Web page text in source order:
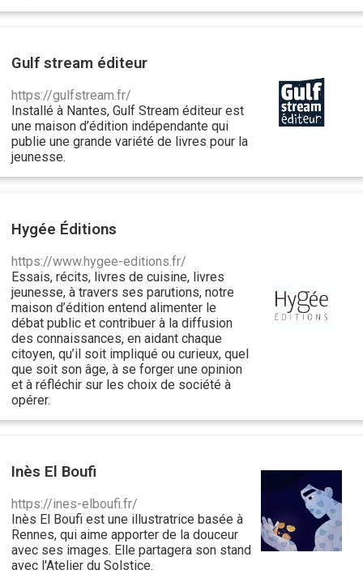
Gulf stream éditeur
https://gulfstream.fr/
Installé à Nantes, Gulf Stream éditeur est
une maison d’édition indépendante qui
publie une grande variété de livres pour la
jeunesse.
Hygée Éditions
https://www.hygee-editions.fr/
Essais, récits, livres de cuisine, livres
jeunesse, à travers ses parutions, notre
maison d’édition entend alimenter le
débat public et contribuer à la diffusion
des connaissances, en aidant chaque
citoyen, qu’il soit impliqué ou curieux, quel
que soit son âge, à se forger une opinion
et à réfléchir sur les choix de société à
opérer.
Inès El Boufi
https://ines-elboufi.fr/
Inès El Boufi est une illustratrice basée à
Rennes, qui aime apporter de la douceur
avec ses images. Elle partagera son stand
avec l'Atelier du Solstice.